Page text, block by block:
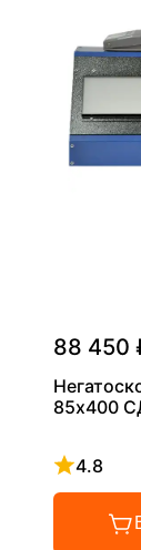
88 450
85х400
4.8
Рейтинг